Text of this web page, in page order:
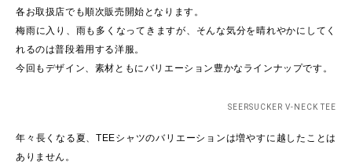
各お取扱店でも順次販売開始となります。
梅雨に入り、雨も多くなってきますが、そんな気分を晴れやかにしてく
れるのは普段着用する洋服。
今回もデザイン、素材ともにバリエーション豊かなラインナップです。
SEERSUCKER V-NECK TEE
年々長くなる夏、TEEシャツのバリエーションは増やすに越したことは
ありません。